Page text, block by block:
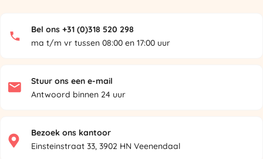
Bel ons +31 (0)318 520 298
ma t/m vr tussen 08:00 en 17:00 uur
Stuur ons een e-mail
Antwoord binnen 24 uur
Bezoek ons kantoor
Einsteinstraat 33, 3902 HN Veenendaal